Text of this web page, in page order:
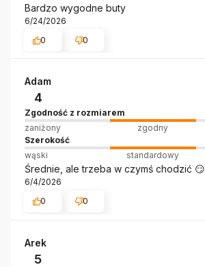
Bardzo wygodne buty
6/24/2026
0
0
Adam
4
Zgodność z rozmiarem
zaniżony
zgodny
Szerokość
wąski
standardowy
Średnie, ale trzeba w czymś chodzić 😏
6/4/2026
0
0
Arek
5